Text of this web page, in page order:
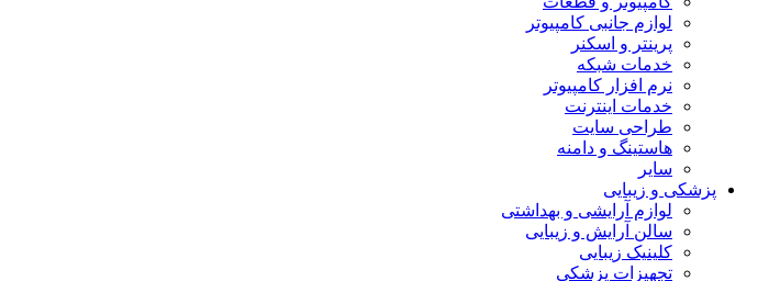
لوازم جانبی کامپیوتر
پرینتر و اسکنر
خدمات شبکه
نرم افزار کامپیوتر
خدمات اینترنت
طراحی سایت
هاستینگ و دامنه
سایر
پزشکی و زیبایی
لوازم آرایشی و بهداشتی
سالن آرایش و زیبایی
کلینیک زیبایی
تجهیزات پزشکی